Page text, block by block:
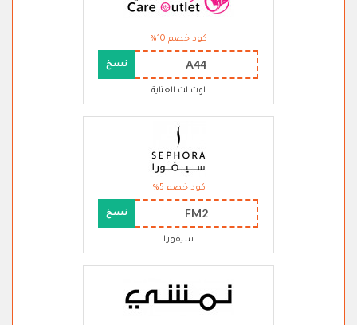
كود خصم 10%
A44 نسخ
اوت لت العناية
كود خصم 5%
FM2 نسخ
سيفورا